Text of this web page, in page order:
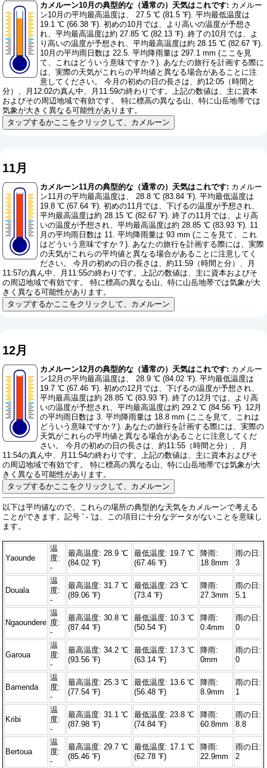
カメルーン10月の典型的な（通常の）天気はこれです: カメルー
ン10月の平均最高温度は、 27.5 ℃ (81.5 ℉). 平均最低温度は
19.1 ℃ (66.38 ℉). 初めの10月では、より高いの温度が予想さ
れ、平均最高温度は約 27.85 ℃ (82.13 ℉). 終了の10月では、よ
り高いの温度が予想され、平均最高温度は約 28.15 ℃ (82.67 ℉).
10月の平均雨日数は 22.5. 平均降雨量は 297.1 mm (ここを見
て、これはどういう意味ですか？). あなたの旅行を計画する際に
は、実際の天気がこれらの平均値と異なる場合があることに注
意してください。 今月の初めの日の長さは、約12:05（時間と
分）、月12:02の真ん中、月11:59の終わりです。上記の数値は、主に資本
およびその周辺地域で有効です。 特に標高の異なる山、特に山岳地帯では
気象が大きく異なる可能性があります。
タップするかここをクリックして、カメルーン
11月
カメルーン11月の典型的な（通常の）天気はこれです: カメルー
ン11月の平均最高温度は、 28.8 ℃ (83.84 ℉). 平均最低温度は
19.8 ℃ (67.64 ℉). 初めの11月では、下げるの温度が予想され、
平均最高温度は約 28.15 ℃ (82.67 ℉). 終了の11月では、より高
いの温度が予想され、平均最高温度は約 28.85 ℃ (83.93 ℉). 11
月の平均雨日数は 11. 平均降雨量は 93 mm (ここを見て、これ
はどういう意味ですか？). あなたの旅行を計画する際には、実際
の天気がこれらの平均値と異なる場合があることに注意してく
ださい。 今月の初めの日の長さは、約11:59（時間と分）、月
11:57の真ん中、月11:55の終わりです。上記の数値は、主に資本およびそ
の周辺地域で有効です。 特に標高の異なる山、特に山岳地帯では気象が大
きく異なる可能性があります。
タップするかここをクリックして、カメルーン
12月
カメルーン12月の典型的な（通常の）天気はこれです: カメルー
ン12月の平均最高温度は、 28.9 ℃ (84.02 ℉). 平均最低温度は
19.7 ℃ (67.46 ℉). 初めの12月では、下げるの温度が予想され、
平均最高温度は約 28.85 ℃ (83.93 ℉). 終了の12月では、より高
いの温度が予想され、平均最高温度は約 29.2 ℃ (84.56 ℉). 12月
の平均雨日数は 3. 平均降雨量は 18.8 mm ( ここを見て、これは
どういう意味ですか？). あなたの旅行を計画する際には、実際の
天気がこれらの平均値と異なる場合があることに注意してくだ
さい。 今月の初めの日の長さは、約11:55（時間と分）、月
11:54の真ん中、月11:54の終わりです。上記の数値は、主に資本およびそ
の周辺地域で有効です。 特に標高の異なる山、特に山岳地帯では気象が大
きく異なる可能性があります。
タップするかここをクリックして、カメルーン
以下は平均値なので、これらの場所の典型的な天気をカメルーンで考える
ことができます。記号 ' - 'は、この項目に十分なデータがないことを意味し
ます。
Yaounde
温
度:
-
最高温度: 28.9 ℃
(84.02 ℉)
最低温度: 19.7 ℃
(67.46 ℉)
降雨:
18.8mm
雨の日:
3
Douala
温
度:
-
最高温度: 31.7 ℃
(89.06 ℉)
最低温度: 23 ℃
(73.4 ℉)
降雨:
27.3mm
雨の日:
5.1
Ngaoundere
温
度:
-
最高温度: 30.8 ℃
(87.44 ℉)
最低温度: 10.3 ℃
(50.54 ℉)
降雨:
0.4mm
雨の日:
0
Garoua
温
度:
-
最高温度: 34.2 ℃
(93.56 ℉)
最低温度: 17.3 ℃
(63.14 ℉)
降雨:
0mm
雨の日:
0
Bamenda
温
度:
-
最高温度: 25.3 ℃
(77.54 ℉)
最低温度: 13.6 ℃
(56.48 ℉)
降雨:
8.9mm
雨の日:
1
Kribi
温
度:
-
最高温度: 31.1 ℃
(87.98 ℉)
最低温度: 23.8 ℃
(74.84 ℉)
降雨:
60.8mm
雨の日:
8.8
Bertoua
温
度:
-
最高温度: 29.7 ℃
(85.46 ℉)
最低温度: 17.1 ℃
(62.78 ℉)
降雨:
22.9mm
雨の日:
2